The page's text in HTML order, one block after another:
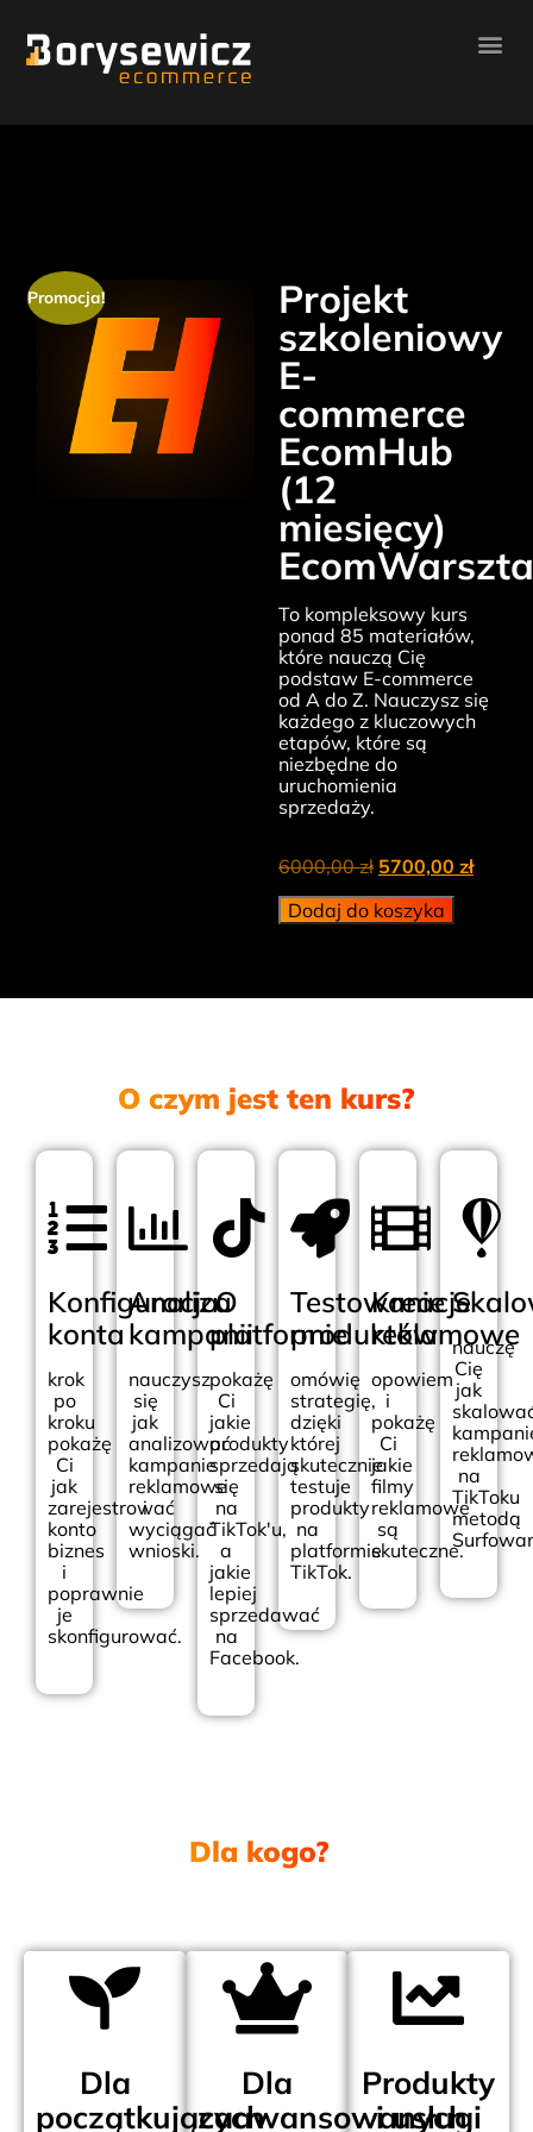
Promocja!
Projekt
szkoleniowy
E-
commerce
EcomHub
(12
miesięcy)
To kompleksowy kurs
ponad 85 materiałów,
które nauczą Cię
podstaw E-commerce
od A do Z. Nauczysz się
każdego z kluczowych
etapów, które są
niezbędne do
uruchomienia
sprzedaży.
6000,00zł 5700,00 zł
Dodaj do koszyka
O czym jest ten kurs?
Konfiguracja
konta
krok
po
kroku
pokażę
Ci
jak
zarejestrować
konto
biznes
i
poprawnie
je
skonfigurować.
Analiza
kampanii
nauczysz
się
jak
analizować
kampanie
reklamowe
i
wyciągać
wnioski.
O
platformie
pokażę
Ci
jakie
produkty
sprzedają
się
na
TikTok'u,
a
jakie
lepiej
sprzedawać
na
Facebook.
Testowanie
produktów
omówię
strategię,
dzięki
której
skutecznie
testuje
produkty
na
platformie
TikTok.
Kreacje
reklamowe
opowiem
i
pokażę
Ci
jakie
filmy
reklamowe
są
skuteczne.
nauczę
Cię
jak
na
TikToku
metodą
Dla kogo?.
Dla
początkujących
Dla
zaawansowanych
Produkty
i usługi